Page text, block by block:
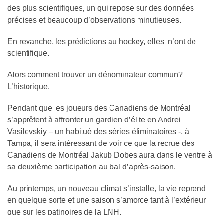
des plus scientifiques, un qui repose sur des données
précises et beaucoup d’observations minutieuses.
En revanche, les prédictions au hockey, elles, n’ont de
scientifique.
Alors comment trouver un dénominateur commun?
L’historique.
Pendant que les joueurs des Canadiens de Montréal
s’apprêtent à affronter un gardien d’élite en Andrei
Vasilevskiy – un habitué des séries éliminatoires -, à
Tampa, il sera intéressant de voir ce que la recrue des
Canadiens de Montréal Jakub Dobes aura dans le ventre à
sa deuxième participation au bal d’après-saison.
Au printemps, un nouveau climat s’installe, la vie reprend
en quelque sorte et une saison s’amorce tant à l’extérieur
que sur les patinoires de la LNH.